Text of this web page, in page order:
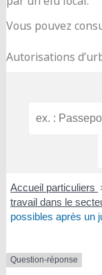
Vous pouvez
Autorisations
Accueil particuliers
travail dans le
possibles après un
Question-réponse